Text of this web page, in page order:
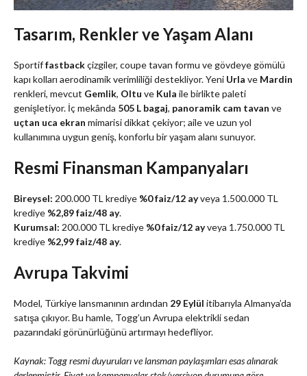
Tasarım, Renkler ve Yaşam Alanı
Sportiffastbackçizgiler, coupe tavan formu ve gövdeye gömülü
kapı kolları aerodinamik verimliliği destekliyor. Yeni Urla ve Mardin
renkleri, mevcut Gemlik, Oltu ve Kula ile birlikte paleti
genişletiyor. İç mekânda 505 L bagaj, panoramik cam tavan ve
uçtan uca ekran mimarisi dikkat çekiyor; aile ve uzun yol
kullanımına uygun geniş, konforlu bir yaşam alanı sunuyor.
Resmi Finansman Kampanyaları
Bireysel: 200.000 TL krediye %0 faiz/12 ayveya 1.500.000 TL
krediye %2,89 faiz/48 ay.
Kurumsal: 200.000 TL krediye %0 faiz/12 ayveya 1.750.000 TL
krediye %2,99 faiz/48 ay.
Avrupa Takvimi
Model, Türkiye lansmanının ardından 29 Eylül itibarıyla Almanya’da
satışa çıkıyor. Bu hamle, Togg’un Avrupa elektrikli sedan
pazarındaki görünürlüğünü artırmayı hedefliyor.
Kaynak: Togg resmi duyuruları ve lansman paylaşımları esas alınarak